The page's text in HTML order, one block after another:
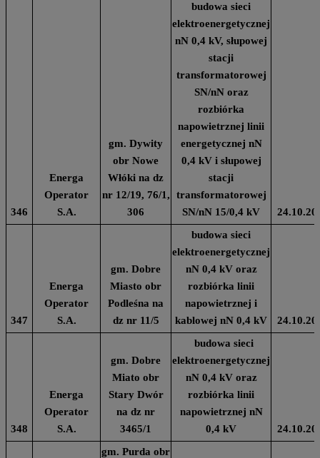
346
Energa
Operator
S.A.
gm. Dywity
obr Nowe
Włóki na dz
nr 12/19, 76/1,
306
budowa sieci
elektroenergetycznej
nN 0,4 kV, słupowej
stacji
transformatorowej
SN/nN oraz
rozbiórka
napowietrznej linii
energetycznej nN
0,4 kV i słupowej
stacji
transformatorowej
SN/nN 15/0,4 kV
347
Energa
Operator
S.A.
gm. Dobre
Miasto obr
Podleśna na
dz nr 11/5
budowa sieci
elektroenergetycznej
nN 0,4 kV oraz
rozbiórka linii
napowietrznej i
kablowej nN 0,4 kV
348
Energa
Operator
S.A.
gm. Dobre
Miato obr
Stary Dwór
na dz nr
3465/1
budowa sieci
elektroenergetycznej
nN 0,4 kV oraz
rozbiórka linii
napowietrznej nN
0,4 kV
gm. Purda obr